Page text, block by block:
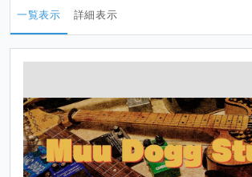
一覧表示 詳細表示